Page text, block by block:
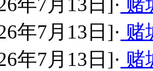
年7月13日]· 赌
年7月13日]· 赌